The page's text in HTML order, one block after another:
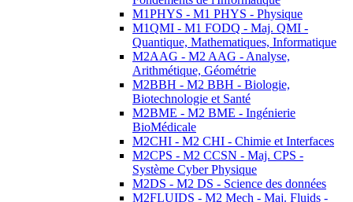
M1PHYS - M1 PHYS - Physique
M1QMI - M1 FODQ - Maj. QMI -
Quantique, Mathematiques, Informatique
M2AAG - M2 AAG - Analyse,
Arithmétique, Géométrie
M2BBH - M2 BBH - Biologie,
Biotechnologie et Santé
M2BME - M2 BME - Ingénierie
BioMédicale
M2CHI - M2 CHI - Chimie et Interfaces
M2CPS - M2 CCSN - Maj. CPS -
Système Cyber Physique
M2DS - M2 DS - Science des données
M2FLUIDS - M2 Mech - Maj. Fluids -